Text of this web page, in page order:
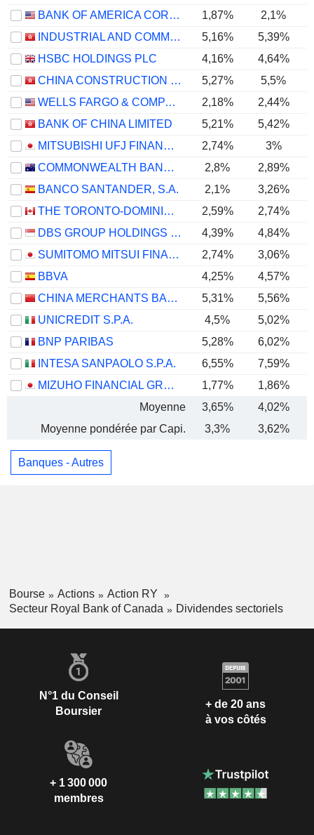
BANK OF AMERICA CORPORATION
1,87% 2,1%
INDUSTRIAL AND COMMERCIAL BANK OF CHINA LIMITED
5,16%
5,39%
HSBC HOLDINGS PLC
4,16%
4,64%
CHINA CONSTRUCTION BANK CORPORATION
5,27%
5,5%
WELLS FARGO & COMPANY
2,18% 2,44%
BANK OF CHINA LIMITED
5,21%
5,42%
MITSUBISHI UFJ FINANCIAL GROUP, INC.
2,74% 3%
COMMONWEALTH BANK OF AUSTRALIA
2,8% 2,89%
BANCO SANTANDER, S.A.
2,1% 3,26%
THE TORONTO-DOMINION BANK
2,59% 2,74%
DBS GROUP HOLDINGS LTD
4,39% 4,84%
SUMITOMO MITSUI FINANCIAL GROUP, INC.
2,74%
3,06%
BBVA
4,25% 4,57%
CHINA MERCHANTS BANK CO., LTD.
5,31%
5,56%
UNICREDIT S.P.A.
4,5% 5,02%
BNP PARIBAS
5,28%
6,02%
INTESA SANPAOLO S.P.A.
6,55% 7,59%
MIZUHO FINANCIAL GROUP, INC.
1,77% 1,86%
Moyenne
3,65% 4,02%
Moyenne pondérée par Capi.
3,3% 3,62%
Banques - Autres
Bourse Actions
Action RY
Secteur Royal Bank of Canada
Dividendes sectoriels
N°1 du Conseil
Boursier
+ de 20 ans
à vos côtés
+ 1 300 000
membres